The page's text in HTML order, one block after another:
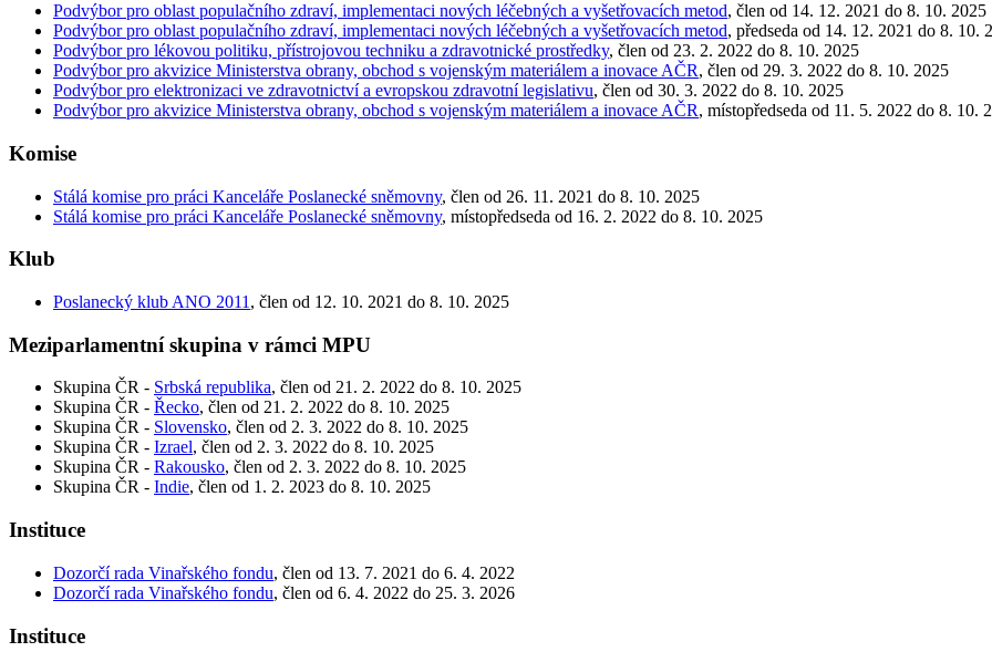
Podvýbor pro oblast populačního zdraví, implementaci nových léčebných a vyšetřovacích metod, člen od 14. 12. 2021 do 8. 10. 2025
Podvýbor pro oblast populačního zdraví, implementaci nových léčebných a vyšetřovacích metod, předseda od 14. 12. 2021 do 8. 10.
Podvýbor pro lékovou politiku, přístrojovou techniku a zdravotnické prostředky, člen od 23. 2. 2022 do 8. 10. 2025
Podvýbor pro akvizice Ministerstva obrany, obchod s vojenským materiálem a inovace AČR, člen od 29. 3. 2022 do 8. 10. 2025
Podvýbor pro elektronizaci ve zdravotnictví a evropskou zdravotní legislativu, člen od 30. 3. 2022 do 8. 10. 2025
Podvýbor pro akvizice Ministerstva obrany, obchod s vojenským materiálem a inovace AČR, místopředseda od 11. 5. 2022 do 8. 10.
Komise
Stálá komise pro práci Kanceláře Poslanecké sněmovny, člen od 26. 11. 2021 do 8. 10. 2025
Stálá komise pro práci Kanceláře Poslanecké sněmovny, místopředseda od 16. 2. 2022 do 8. 10. 2025
Klub
Poslanecký klub ANO 2011 , člen od 12. 10. 2021 do 8. 10. 2025
Meziparlamentní skupina v rámci MPU
Skupina ČR - Srbská republika, člen od 21. 2. 2022 do 8. 10. 2025
Skupina ČR - Řecko, člen od 21. 2. 2022 do 8. 10. 2025
Skupina ČR - Slovensko, člen od 2. 3. 2022 do 8. 10. 2025
Skupina ČR - Izrael, člen od 2. 3. 2022 do 8. 10. 2025
Skupina ČR - Rakousko, člen od 2. 3. 2022 do 8. 10. 2025
Skupina ČR - Indie, člen od 1. 2. 2023 do 8. 10. 2025
Instituce
Dozorčí rada Vinařského fondu, člen od 13. 7. 2021 do 6. 4. 2022
Dozorčí rada Vinařského fondu, člen od 6. 4. 2022 do 25. 3. 2026
Instituce